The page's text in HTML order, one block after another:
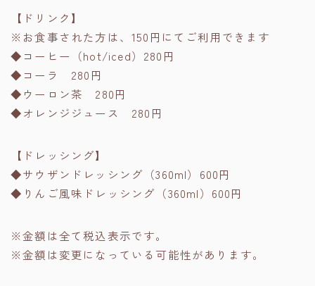
【ドリンク】
※お食事された方は、150円にてご利用できます
◆コーヒー（hot/iced）280円
◆コーラ 280円
◆ウーロン茶 280円
◆オレンジジュース 280円
【ドレッシング】
◆サウザンドレッシング（360ml）600円
◆りんご風味ドレッシング（360ml）600円
※金額は全て税込表示です。
※金額は変更になっている可能性があります。